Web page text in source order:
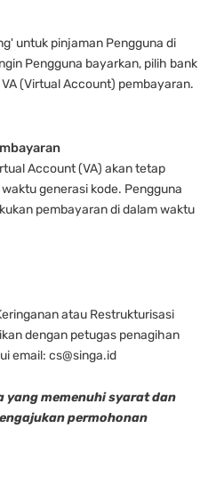
untuk pinjaman Pengguna di
Pengguna bayarkan, pilih bank
(Virtual Account) pembayaran.
Account (VA) akan tetap
generasi kode. Pengguna
pembayaran di dalam waktu
atau Restrukturisasi
dengan petugas penagihan
email: cs@singa.id
yang memenuhi syarat dan
permohonan